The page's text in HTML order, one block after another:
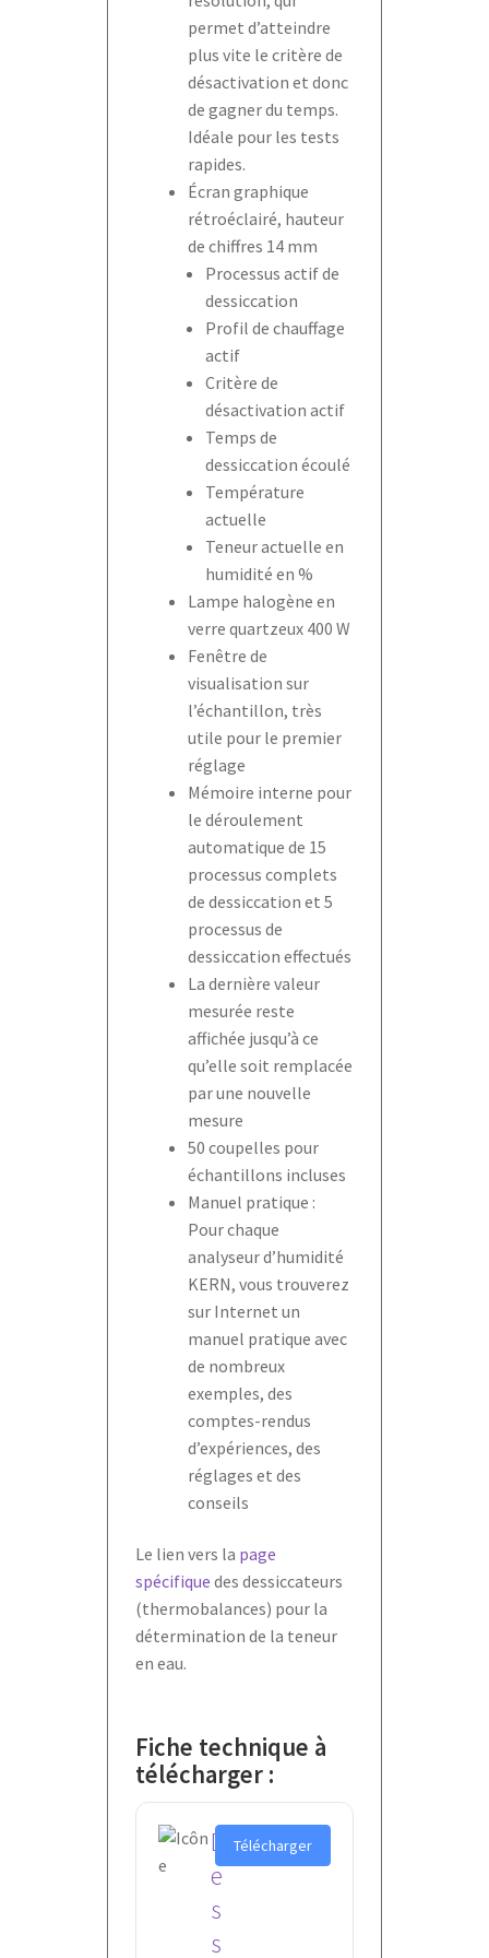
permet d’atteindre
plus vite le critère de
désactivation et donc
de gagner du temps.
Idéale pour les tests
rapides.
Écran graphique
rétroéclairé, hauteur
de chiffres 14 mm
Processus actif de
dessiccation
Profil de chauffage
actif
Critère de
désactivation actif
Temps de
dessiccation écoulé
Température
actuelle
Teneur actuelle en
humidité en %
Lampe halogène en
verre quartzeux 400 W
Fenêtre de
visualisation sur
l’échantillon, très
utile pour le premier
réglage
Mémoire interne pour
le déroulement
automatique de 15
processus complets
de dessiccation et 5
processus de
dessiccation effectués
La dernière valeur
mesurée reste
affichée jusqu’à ce
qu’elle soit remplacée
par une nouvelle
mesure
50 coupelles pour
échantillons incluses
Manuel pratique :
Pour chaque
analyseur d’humidité
KERN, vous trouverez
sur Internet un
manuel pratique avec
de nombreux
exemples, des
comptes-rendus
d’expériences, des
réglages et des
conseils
Le lien vers la page
spécifique des dessiccateurs
(thermobalances) pour la
détermination de la teneur
en eau.
Fiche technique à
télécharger :
D
e
s
s
Télécharger